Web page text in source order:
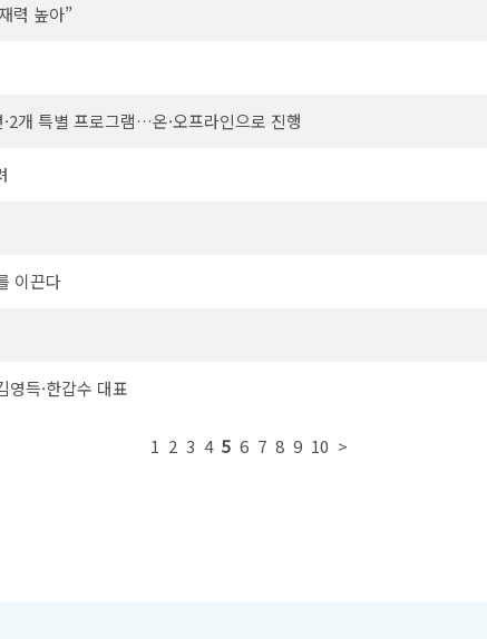
력 높아”
개 특별 프로그램…온·오프라인으로 진행
이끈다
득·한갑수 대표
1 2 3 4 5 6 7 8 9 10 >